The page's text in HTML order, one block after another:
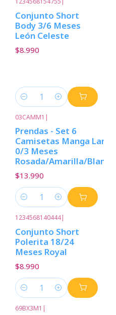
Conjunto Short
Body 3/6 Meses
León Celeste
$8.990
Cantidad
03CAMM1 |
Prendas - Set 6
Camisetas Manga Larga
0/3 Meses
Rosada/Amarilla/Blanca
$13.990
Cantidad
1234568140444|
Conjunto Short
Polerita 18/24
Meses Royal
$8.990
Cantidad
69BX3M1 |